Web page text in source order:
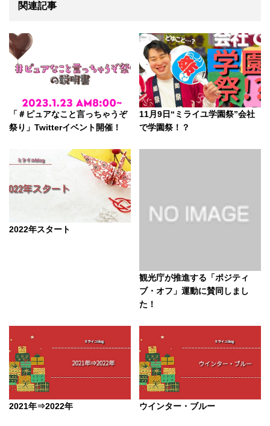
関連記事
「＃ピュアなこと言っちゃうぞ
祭り」Twitterイベント開催！
11月9日“ミライユ学園祭”会社
で学園祭！？
2022年スタート
観光庁が推進する「ポジティ
ブ・オフ」運動に賛同しまし
た！
2021年⇒2022年 ウインター・ブルー